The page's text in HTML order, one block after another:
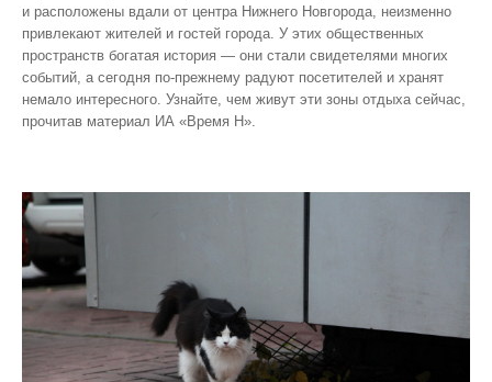
и расположены вдали от центра Нижнего Новгорода, неизменно
привлекают жителей и гостей города. У этих общественных
пространств богатая история — они стали свидетелями многих
событий, а сегодня по‑прежнему радуют посетителей и хранят
немало интересного. Узнайте, чем живут эти зоны отдыха сейчас,
прочитав материал ИА «Время Н».